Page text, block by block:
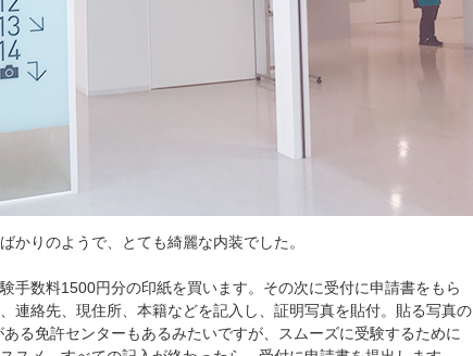
かりのようで、とても綺麗な内装でした。
手数料1500円分の印紙を買います。その次に受付に申請書をもら
連絡先、現住所、本籍などを記入し、証明写真を貼付。貼る写真の
る免許センターもあるみたいですが、スムーズに受験するために